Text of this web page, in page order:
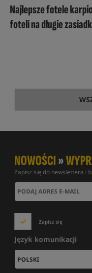
Najlepsze fotele
foteli na długie
NOWOŚCI»
Zapisz się do newslettera i
Zapisz się
Język komunikacji